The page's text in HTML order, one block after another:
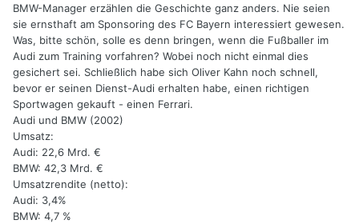
BMW-Manager erzählen die Geschichte ganz anders. Nie seien
sie ernsthaft am Sponsoring des FC Bayern interessiert gewesen.
Was, bitte schön, solle es denn bringen, wenn die Fußballer im
Audi zum Training vorfahren? Wobei noch nicht einmal dies
gesichert sei. Schließlich habe sich Oliver Kahn noch schnell,
bevor er seinen Dienst-Audi erhalten habe, einen richtigen
Sportwagen gekauft - einen Ferrari.
Audi und BMW (2002)
Umsatz:
Audi: 22,6 Mrd. €
BMW: 42,3 Mrd. €
Umsatzrendite (netto):
Audi: 3,4%
BMW: 4,7 %